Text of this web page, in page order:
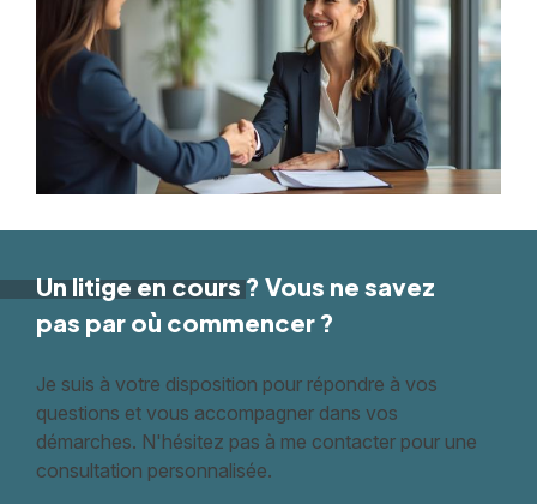
Un litigeen cours? Vous ne savez
pas par où commencer ?
Je suis à votre disposition pour répondre à vos
questions et vous accompagner dans vos
démarches. N'hésitez pas à me contacter pour une
consultation personnalisée.